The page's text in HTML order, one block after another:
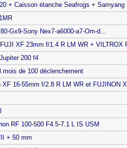
+ Caisson étanche Seafrogs + Samyang
Gx9-Sony Nex7-a6000-a7-Om-d...
XF 23mm f/1.4 R LM WR + VILTROX
200 f4
mois de 100 déclenchement
16-55mm f/2.8 R LM WR et FUJINON
RF 100-500 F4.5-7.1 L IS USM
+ 50 mm